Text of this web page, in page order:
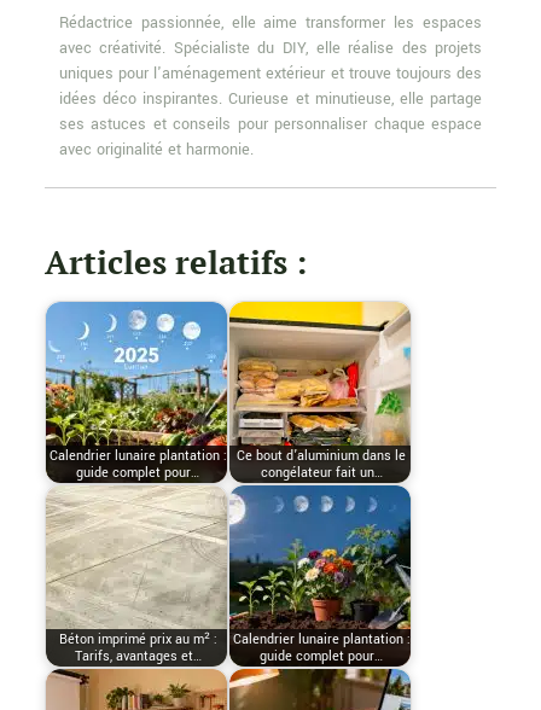
Rédactrice passionnée, elle aime transformer les espaces
avec créativité. Spécialiste du DIY, elle réalise des projets
uniques pour l'aménagement extérieur et trouve toujours des
idées déco inspirantes. Curieuse et minutieuse, elle partage
ses astuces et conseils pour personnaliser chaque espace
avec originalité et harmonie.
Articles relatifs :
Calendrier lunaire plantation :
guide complet pour…
Ce bout d’aluminium dans le
congélateur fait un…
Béton imprimé prix au m² :
Tarifs, avantages et…
Calendrier lunaire plantation :
guide complet pour…